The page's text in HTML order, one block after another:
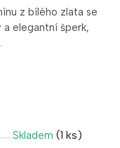
z bílého zlata se
a elegantní šperk,
Skladem (1 ks)